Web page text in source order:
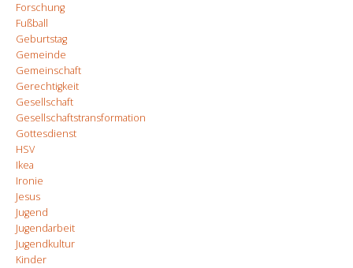
Forschung
Fußball
Geburtstag
Gemeinde
Gemeinschaft
Gerechtigkeit
Gesellschaft
Gesellschaftstransformation
Gottesdienst
HSV
Ikea
Ironie
Jesus
Jugend
Jugendarbeit
Jugendkultur
Kinder